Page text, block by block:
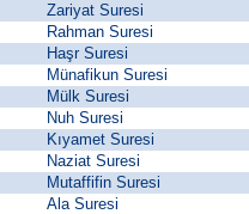
Zariyat Suresi
Rahman Suresi
Haşr Suresi
Münafikun Suresi
Mülk Suresi
Nuh Suresi
Kıyamet Suresi
Naziat Suresi
Mutaffifin Suresi
Ala Suresi